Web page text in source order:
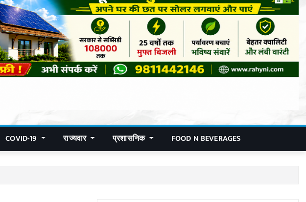
COVID-19 राज्यवार प्रशासनिक FOOD N BEVERAGES